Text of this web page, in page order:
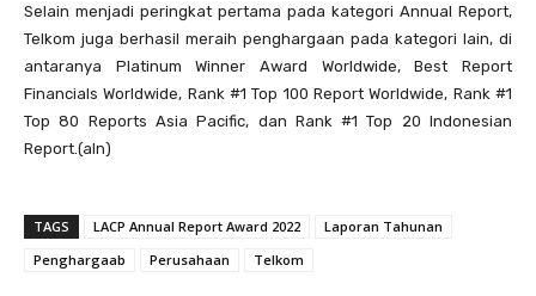
Selain menjadi peringkat pertama pada kategori Annual Report,
Telkom juga berhasil meraih penghargaan pada kategori lain, di
antaranya Platinum Winner Award Worldwide, Best Report
Financials Worldwide, Rank #1 Top 100 Report Worldwide, Rank #1
Top 80 Reports Asia Pacific, dan Rank #1 Top 20 Indonesian
Report.(aln)
TAGS LACP Annual Report Award 2022
Laporan Tahunan
Penghargaab
Perusahaan Telkom